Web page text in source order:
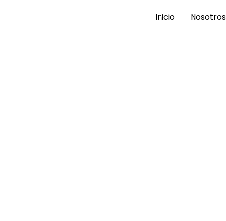
Inicio Nosotros